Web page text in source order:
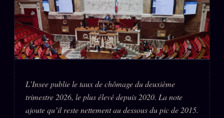
L’Insee publie le taux de chômage du deuxième
trimestre 2026, le plus élevé depuis 2020. La note
ajoute qu’il reste nettement au dessous du pic de 2015.